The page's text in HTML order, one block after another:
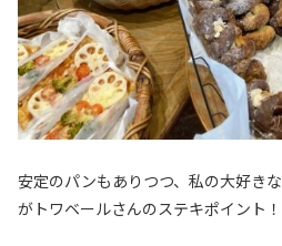
安定のパンもありつつ、私の大好き
がトワベールさんのステキポイント！